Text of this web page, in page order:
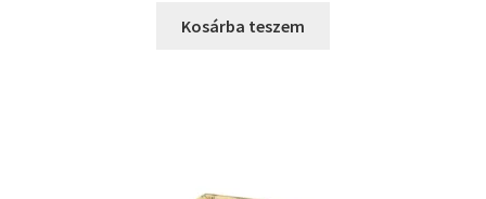
Kosárba teszem